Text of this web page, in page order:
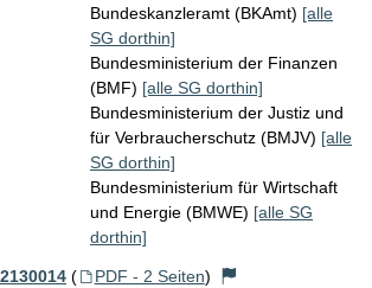
Bundeskanzleramt (BKAmt) [alle
SG dorthin]
Bundesministerium der Finanzen
(BMF) [alle SG dorthin]
Bundesministerium der Justiz und
für Verbraucherschutz (BMJV) [alle
SG dorthin]
Bundesministerium für Wirtschaft
und Energie (BMWE) [alle SG
dorthin]
( PDF - 2 Seiten)